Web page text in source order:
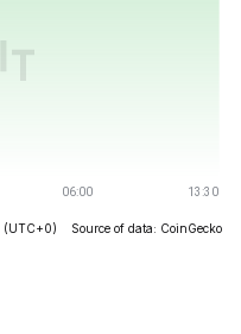
(UTC+0) Source of data: CoinGecko